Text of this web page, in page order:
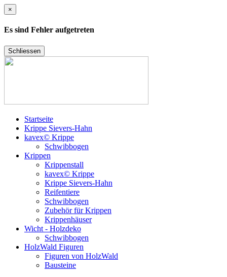
×
Es sind Fehler aufgetreten
Schliessen
Startseite
Krippe Sievers-Hahn
kavex© Krippe
Schwibbogen
Krippen
Krippenstall
kavex© Krippe
Krippe Sievers-Hahn
Reifentiere
Schwibbogen
Zubehör für Krippen
Krippenhäuser
Wicht - Holzdeko
Schwibbogen
HolzWald Figuren
Figuren von HolzWald
Bausteine